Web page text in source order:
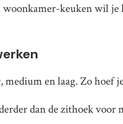
woonkamer-keuken wil
en laag. Zo hoef
dan de zithoek voor